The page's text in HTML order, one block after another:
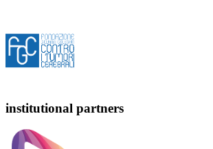
institutional partners